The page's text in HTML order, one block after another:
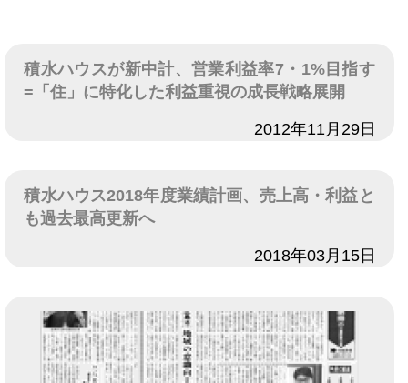
積水ハウスが新中計、営業利益率7・1%目指す
=「住」に特化した利益重視の成長戦略展開
2012年11月29日
積水ハウス2018年度業績計画、売上高・利益と
も過去最高更新へ
2018年03月15日